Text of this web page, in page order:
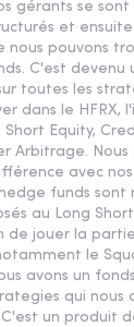
gérants se
et
nous pouvons
C'est devenu
toutes les
dans le HFRX,
Equity,
Arbitrage.
avec
funds
au Long
de jouer la
le
avons un
qui nous
C'est un produit